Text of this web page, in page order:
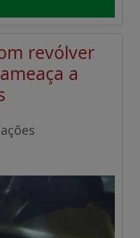
revólver
a